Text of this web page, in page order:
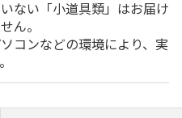
ない「小道具類」はお届け
ん。
コンなどの環境により、実